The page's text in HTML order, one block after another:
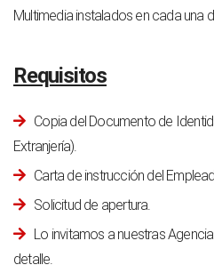
Multimedia instalados en cada una
Requisitos
Copia del Documento de
Extranjería).
Carta de instrucción del
Solicitud de apertura.
Lo invitamos a nuestras
detalle.